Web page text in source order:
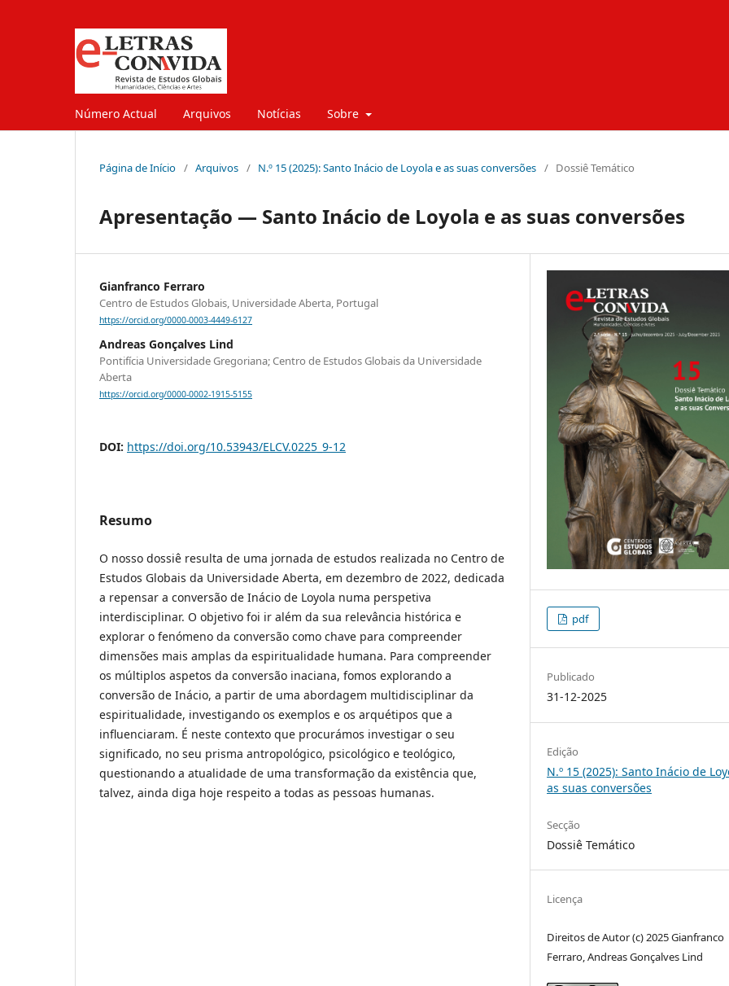
Número Actual Arquivos Notícias Sobre
Página de Início / Arquivos / N.º 15 (2025): Santo Inácio de Loyola e as suas conversões / Dossiê Temático
Apresentação — Santo Inácio de Loyola e as suas conversões
Gianfranco Ferraro
Centro de Estudos Globais, Universidade Aberta, Portugal
https://orcid.org/0000-0003-4449-6127
Andreas Gonçalves Lind
Pontifícia Universidade Gregoriana; Centro de Estudos Globais da Universidade
Aberta
https://orcid.org/0000-0002-1915-5155
DOI: https://doi.org/10.53943/ELCV.0225_9-12
Resumo
O nosso dossiê resulta de uma jornada de estudos realizada no Centro de
Estudos Globais da Universidade Aberta, em dezembro de 2022, dedicada
a repensar a conversão de Inácio de Loyola numa perspetiva
interdisciplinar. O objetivo foi ir além da sua relevância histórica e
explorar o fenómeno da conversão como chave para compreender
dimensões mais amplas da espiritualidade humana. Para compreender
os múltiplos aspetos da conversão inaciana, fomos explorando a
conversão de Inácio, a partir de uma abordagem multidisciplinar da
espiritualidade, investigando os exemplos e os arquétipos que a
influenciaram. É neste contexto que procurámos investigar o seu
significado, no seu prisma antropológico, psicológico e teológico,
questionando a atualidade de uma transformação da existência que,
talvez, ainda diga hoje respeito a todas as pessoas humanas.
pdf
Publicado
31-12-2025
Edição
N.º 15 (2025): Santo Inácio de
as suas conversões
Secção
Dossiê Temático
Licença
Direitos de Autor (c) 2025 Gianfranco
Ferraro, Andreas Gonçalves Lind